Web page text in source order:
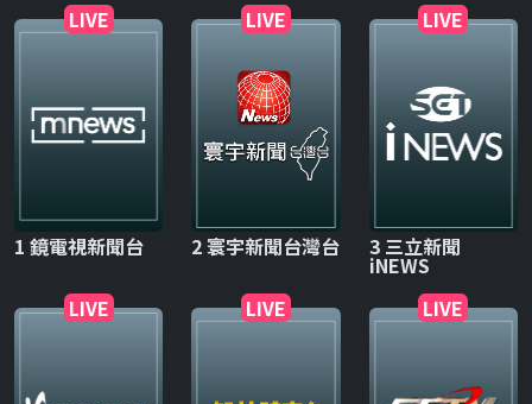
LIVE
1 鏡電視新聞台
LIVE
2 寰宇新聞台灣台
LIVE
3 三立新聞
iNEWS
LIVE
LIVE LIVE